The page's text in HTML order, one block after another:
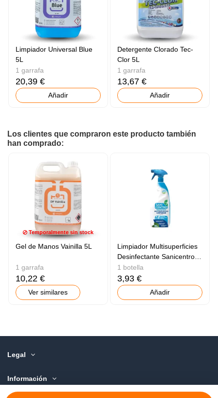
Limpiador Universal Blue
5L
1 garrafa
20,39 €
Añadir
Detergente Clorado Tec-
Clor 5L
1 garrafa
13,67 €
Añadir
Los clientes que compraron este producto también
han comprado:
Temporalmente sin stock
Gel de Manos Vainilla 5L
1 garrafa
10,22 €
Ver similares
Limpiador Multisuperficies
Desinfectante Sanicentro
750ml
1 botella
3,93 €
Añadir
Legal
Información